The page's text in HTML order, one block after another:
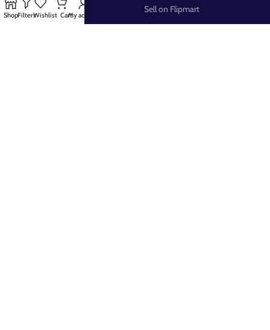
FB Group
Sell on Flipmart
ShopFiltersWishlist CartMy account